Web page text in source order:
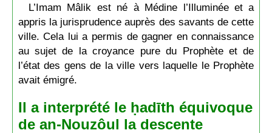
L’Imam Mâlik est né à Médine l’Illuminée et a
appris la jurisprudence auprès des savants de cette
ville. Cela lui a permis de gagner en connaissance
au sujet de la croyance pure du Prophète et de
l’état des gens de la ville vers laquelle le Prophète
avait émigré.
Il a interprété le ḥadīth équivoque
de an-Nouzôul la descente